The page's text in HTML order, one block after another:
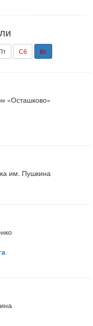
Сб Вс
«Осташково»
им. Пушкина